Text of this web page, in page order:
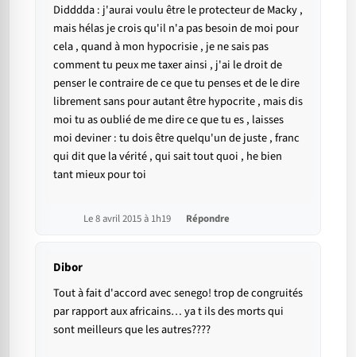
Didddda : j'aurai voulu être le protecteur de Macky ,
mais hélas je crois qu'il n'a pas besoin de moi pour
cela , quand à mon hypocrisie , je ne sais pas
comment tu peux me taxer ainsi , j'ai le droit de
penser le contraire de ce que tu penses et de le dire
librement sans pour autant être hypocrite , mais dis
moi tu as oublié de me dire ce que tu es , laisses
moi deviner : tu dois être quelqu'un de juste , franc
qui dit que la vérité , qui sait tout quoi , he bien
tant mieux pour toi
Le 8 avril 2015 à 1h19 Répondre
Dibor
Tout à fait d'accord avec senego! trop de congruités
par rapport aux africains… ya t ils des morts qui
sont meilleurs que les autres????